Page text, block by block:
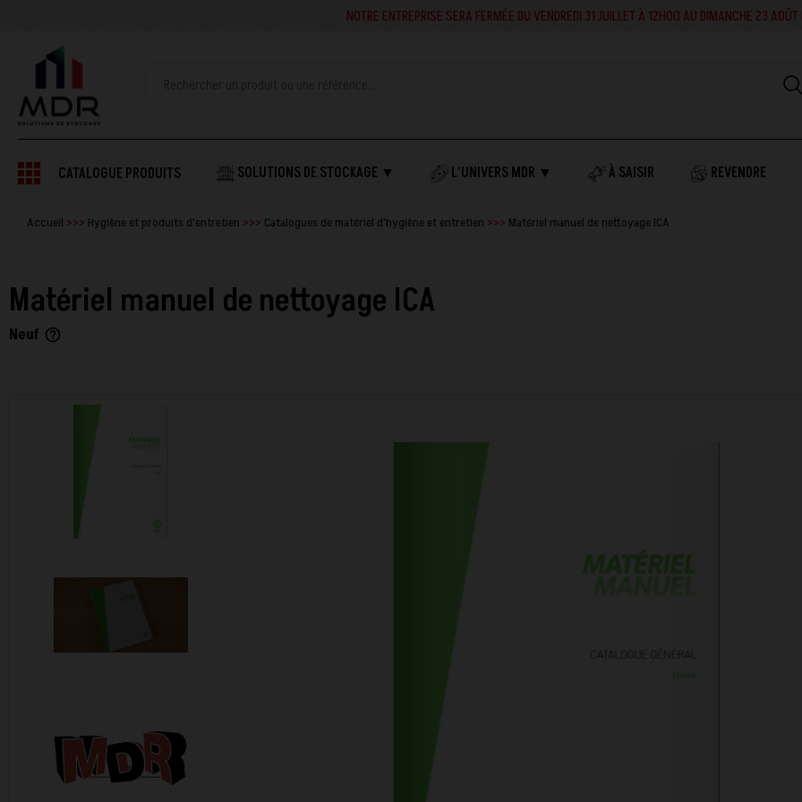
NOTRE ENTREPRISE SERA FERMÉE DU VENDREDI 31 JUILLET À 12H00 AU DIMANCHE 23 AOÛT INCLUS.
CATALOGUE PRODUITS SOLUTIONS DE STOCKAGE ▼ L'UNIVERS MDR ▼ À SAISIR REVENDRE
Accueil Hygiène et produits d'entretien Catalogues de matériel d'hygiène et entretien Matériel manuel de nettoyage ICA
Matériel manuel de nettoyage ICA
Neuf help_outline